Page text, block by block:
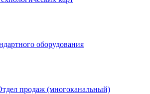
оборудования
продаж (многоканальный)